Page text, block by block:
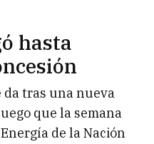
hasta
tras una nueva
que la semana
de la Nación